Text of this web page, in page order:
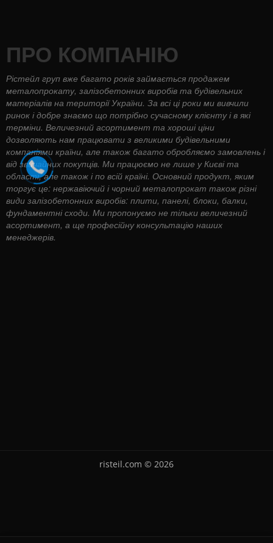
ПРО КОМПАНІЮ
Рістейл груп вже багато років займається продажем
металопрокату, залізобетонних виробів та будівельних
матеріалів на території України. За всі ці роки ми вивчили
ринок і добре знаємо що потрібно сучасному клієнту і в які
терміни. Величезний асортимент та хороші ціни
дозволяють нам працювати з великими будівельними
компаніями країни, але також багато обробляємо замовлень і
від звичайних покупців. Ми працюємо не лише у Києві та
області, але також і по всій країні. Основний продукт, яким
торгує це: нержавіючий і чорний металопрокат також різні
види залізобетонних виробів: плити, панелі, блоки, балки,
фундаментні сходи. Ми пропонуємо не тільки величезний
асортимент, а ще професійну консультацію наших
менеджерів.
risteil.com © 2026